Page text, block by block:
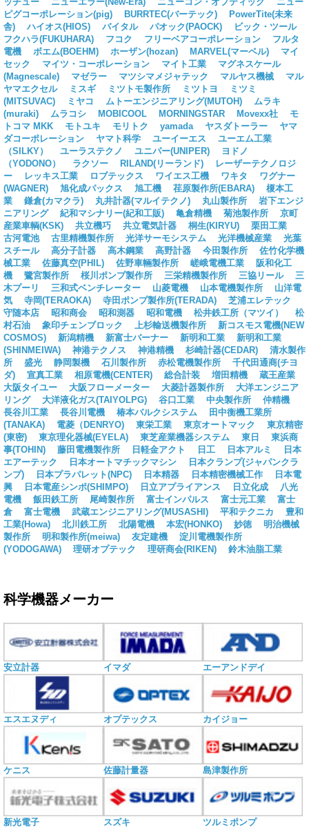
ピグコーポレーション(pig)
BURRTEC(バーテック)
PowerTite(未来
舎)
ハイオス(HIOS) バイタル パオック(PAOCK)
ビック・ツール
フクハラ(FUKUHARA)
フコク フリーベアコーポレーション
フルタ
電機
ボエム(BOEHM) ホーザン(hozan) MARVEL(マーベル)
マイ
セック
マイツ・コーポレーション マイト工業
マグネスケール
(Magnescale)
マゼラー マツシマメジャテック マルヤス機械
マル
ヤマエクセル
ミスギ ミツトモ製作所 ミツトヨ
ミツミ
(MITSUVAC)
ミヤコ ムトーエンジニアリング(MUTOH)
ムラキ
(muraki)
ムラコシ MOBICOOL MORNINGSTAR Movexx社
モ
トコマ MKK
モトユキ モリトク yamada ヤスダトーラー
ヤマ
ダコーポレーション
ヤマト科学 ユーイーエス
ユーエム工業
（SILKY）
ユーラステクノ ユニパー(UNIPER)
ヨドノ
（YODONO）
ラクソー RILAND(リーランド)
レーザーテクノロジ
ー
レッキス工業 ロブテックス ワイエス工機 ワキタ
ワグナー
(WAGNER)
旭化成パックス 旭工機 荏原製作所(EBARA)
榎本工
業
鎌倉(カマクラ) 丸井計器(マルイテクノ) 丸山製作所
岩下エンジ
ニアリング
紀和マシナリー(紀和工販) 亀倉精機 菊池製作所
京町
産業車輌(KSK)
共立機巧 共立電気計器 桐生(KIRYU)
栗田工業
古河電池
古里精機製作所 光洋サーモシステム 光洋機械産業
光葉
スチール
高分子計器 高木鋼業 高野計器 今田製作所
佐竹化学機
械工業
佐藤真空(PHIL) 佐野車輛製作所 嵯峨電機工業
阪和化工
機
鷺宮製作所 桜川ポンプ製作所 三栄精機製作所 三協リール
三
木プーリ
三和式ベンチレーター 山菱電機 山本電機製作所
山洋電
気
寺岡(TERAOKA) 寺田ポンプ製作所(TERADA)
芝浦エレテック
守随本店
昭和商会 昭和測器 昭和電機 松井鉄工所（マツイ）
松
村石油
象印チェンブロック 上杉輸送機製作所
新コスモス電機(NEW
COSMOS)
新潟精機 新富士バーナー 新明和工業
新明和工業
(SHINMEIWA)
神港テクノス 神港精機 杉崎計器(CEDAR)
清水製作
所
盛光 静岡製機 石川製作所 赤松電機製作所
千代田通商(チヨ
ダ)
宣真工業 相原電機(CENTER) 総合計装 増田精機
蔵王産業
大阪タイユー
大阪フローメーター 大菱計器製作所
大洋エンジニア
リング
大洋液化ガス(TAIYOLPG) 谷口工業 中央製作所
仲精機
長谷川工業
長谷川電機 椿本バルクシステム
田中衡機工業所
(TANAKA)
電菱（DENRYO) 東栄工業 東京オートマック
東京精密
(東密)
東京理化器械(EYELA) 東芝産業機器システム 東日
東浜商
事(TOHIN)
藤田電機製作所 日軽金アクト 日工 日本アルミ
日本
エアーテック
日本オートマチックマシン
日本クランプ(ジャパンクラ
ンプ)
日本プラパレット(NPC) 日本精器 日本精密機械工作
日本電
興
日本電産シンポ(SHIMPO) 日立アプライアンス 日立化成
八光
電機
飯田鉄工所 尾崎製作所 富士インパルス 富士元工業
富士
倉
富士電機 武蔵エンジニアリング(MUSASHI) 平和テクニカ
豊和
工業(Howa)
北川鉄工所 北陽電機 本宏(HONKO) 妙徳
明治機械
製作所
明和製作所(meiwa) 友定建機
淀川電機製作所
(YODOGAWA)
理研オプテック 理研商会(RIKEN) 鈴木油脂工業
科学機器メーカー
安立計器 イマダ エーアンドデイ
エスエヌディ オプテックス カイジョー
ケニス 佐藤計量器 島津製作所
新光電子 スズキ ツルミポンプ